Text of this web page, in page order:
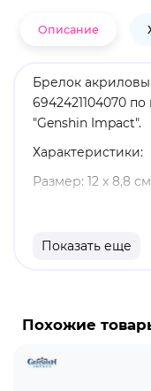
Описание
Брелок
6942421104070
"Genshin Impact".
Характеристики:
Размер: 12 x 8,8
Оригинальный и
Венти -
своим луком
чем с лирой. Его
Показать еще
Похожие